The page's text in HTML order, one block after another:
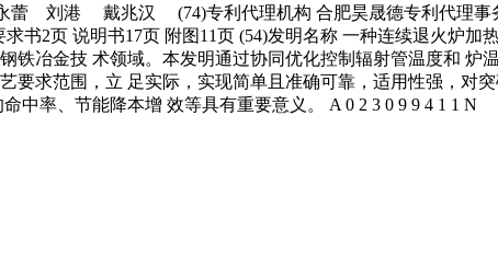
刘港 戴兆汉 (74)专利代理机构 合肥昊晟德专利代理事
求书2页 说明书17页 附图11页 (54)发明名称 一种连续退火炉
冶金技 术领域。本发明通过协同优化控制辐射管温度和 炉
要求范围，立 足实际，实现简单且准确可靠，适用性强，对
率、节能降本增 效等具有重要意义。 A 0 2 3 0 9 9 4 1 1 N